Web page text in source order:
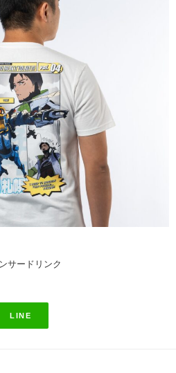
サードリンク
LINE